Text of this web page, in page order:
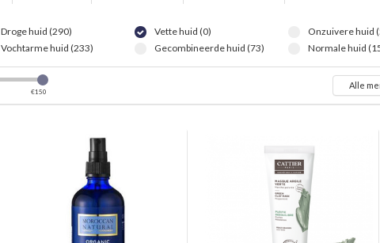
Droge huid (290)
Vochtarme huid (233)
Vette huid (0)
Gecombineerde huid (73)
Onzuivere huid
Normale huid
€150
Alle